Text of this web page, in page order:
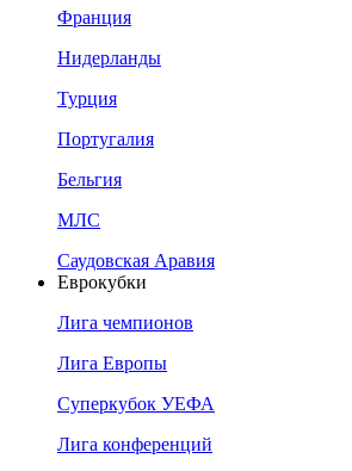
Франция
Нидерланды
Турция
Португалия
Бельгия
МЛС
Саудовская Аравия
Еврокубки
Лига чемпионов
Лига Европы
Суперкубок УЕФА
Лига конференций